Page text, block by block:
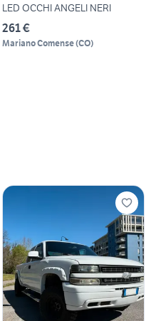
LED OCCHI ANGELI NERI
261 €
Mariano Comense(CO)